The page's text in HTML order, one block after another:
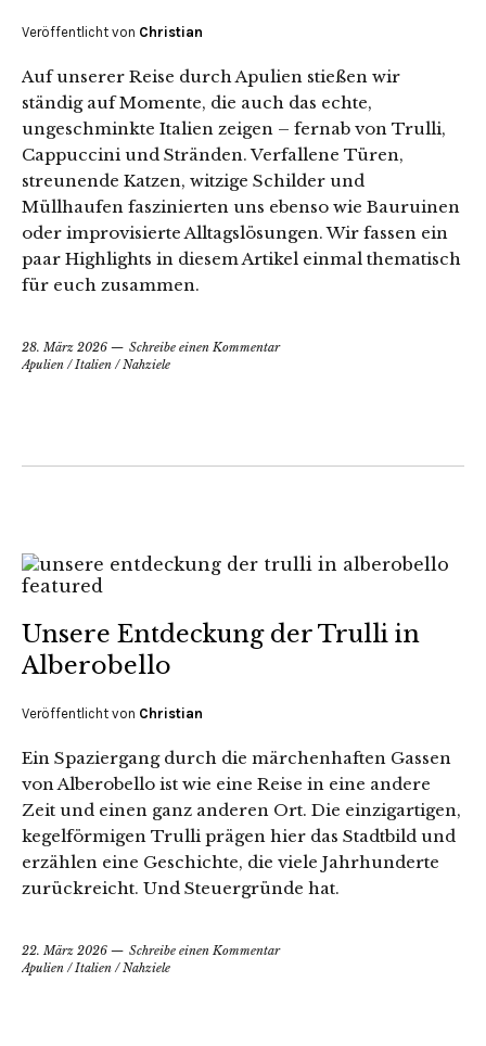
Veröffentlicht von Christian
Auf unserer Reise durch Apulien stießen wir
ständig auf Momente, die auch das echte,
ungeschminkte Italien zeigen – fernab von Trulli,
Cappuccini und Stränden. Verfallene Türen,
streunende Katzen, witzige Schilder und
Müllhaufen faszinierten uns ebenso wie Bauruinen
oder improvisierte Alltagslösungen. Wir fassen ein
paar Highlights in diesem Artikel einmal thematisch
für euch zusammen.
28. März 2026
Schreibe einen Kommentar
Apulien /Italien /Nahziele
Unsere Entdeckung der Trulli in
Alberobello
Veröffentlicht von Christian
Ein Spaziergang durch die märchenhaften Gassen
von Alberobello ist wie eine Reise in eine andere
Zeit und einen ganz anderen Ort. Die einzigartigen,
kegelförmigen Trulli prägen hier das Stadtbild und
erzählen eine Geschichte, die viele Jahrhunderte
zurückreicht. Und Steuergründe hat.
22. März 2026
Schreibe einen Kommentar
Apulien /Italien /Nahziele